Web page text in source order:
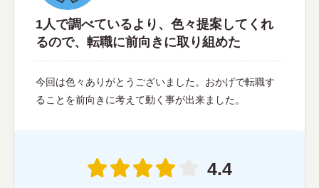
1人で調べているより、色々提案してくれ
るので、転職に前向きに取り組めた
今回は色々ありがとうございました。おかげで転職す
ることを前向きに考えて動く事が出来ました。
4.4